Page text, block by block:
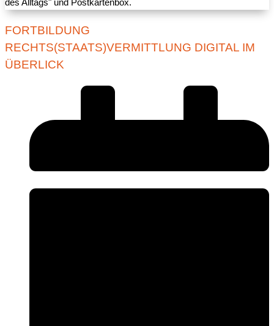
FORTBILDUNG
RECHTS(STAATS)VERMITTLUNG DIGITAL IM
ÜBERLICK